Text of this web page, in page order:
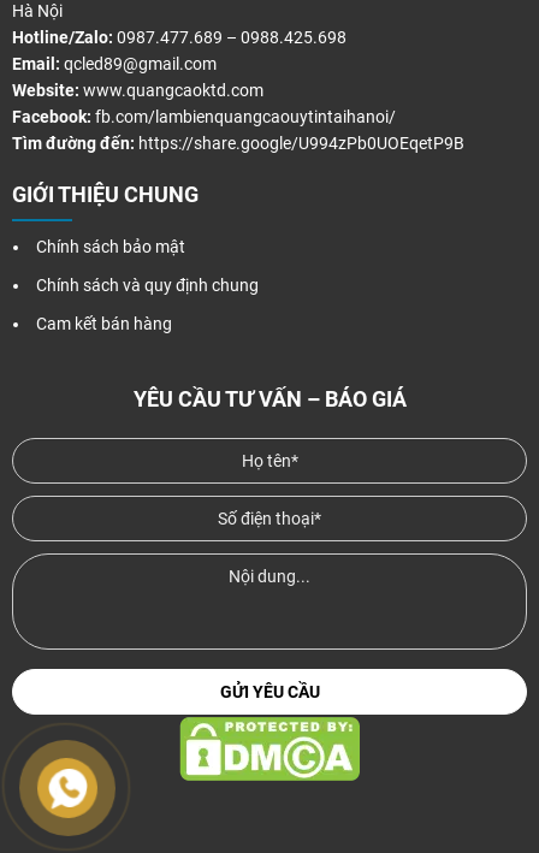
Hà Nội
Hotline/Zalo: 0987.477.689 – 0988.425.698
Email: qcled89@gmail.com
Website: www.quangcaoktd.com
Facebook: fb.com/lambienquangcaouytintaihanoi/
Tìm đường đến: https://share.google/U994zPb0UOEqetP9B
GIỚI THIỆU CHUNG
Chính sách bảo mật
Chính sách và quy định chung
Cam kết bán hàng
YÊU CẦU TƯ VẤN – BÁO GIÁ